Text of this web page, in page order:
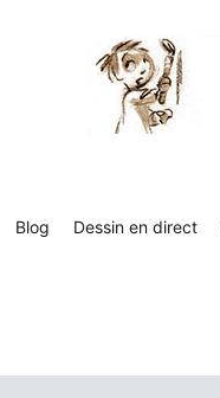
Blog Dessin en direct